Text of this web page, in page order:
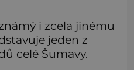
i zcela jinému
jeden z
celé Šumavy.